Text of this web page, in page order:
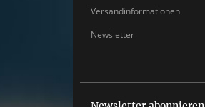
Versandinformationen
Newsletter